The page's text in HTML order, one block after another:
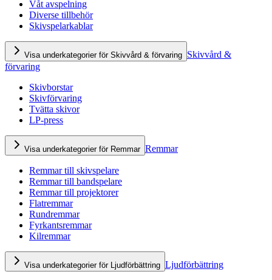
Våt avspelning
Diverse tillbehör
Skivspelarkablar
Visa underkategorier för Skivvård & förvaring Skivvård &
förvaring
Skivborstar
Skivförvaring
Tvätta skivor
LP-press
Visa underkategorier för Remmar Remmar
Remmar till skivspelare
Remmar till bandspelare
Remmar till projektorer
Flatremmar
Rundremmar
Fyrkantsremmar
Kilremmar
Visa underkategorier för Ljudförbättring Ljudförbättring